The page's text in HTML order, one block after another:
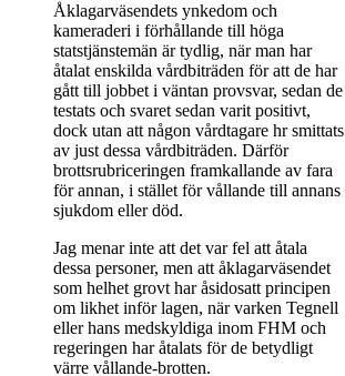
Åklagarväsendets ynkedom och
kameraderi i förhållande till höga
statstjänstemän är tydlig, när man har
åtalat enskilda vårdbiträden för att de har
gått till jobbet i väntan provsvar, sedan de
testats och svaret sedan varit positivt,
dock utan att någon vårdtagare hr smittats
av just dessa vårdbiträden. Därför
brottsrubriceringen framkallande av fara
för annan, i stället för vållande till annans
sjukdom eller död.
Jag menar inte att det var fel att åtala
dessa personer, men att åklagarväsendet
som helhet grovt har åsidosatt principen
om likhet inför lagen, när varken Tegnell
eller hans medskyldiga inom FHM och
regeringen har åtalats för de betydligt
värre vållande-brotten.